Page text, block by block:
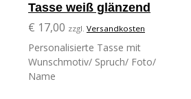
Tasse weiß glänzend
€ 17,00 zzgl. Versandkosten
Personalisierte Tasse mit
Wunschmotiv/ Spruch/ Foto/
Name